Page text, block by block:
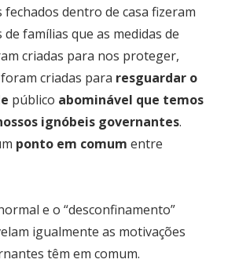
fechados dentro de casa fizeram
famílias que as medidas de
criadas para nos proteger,
criadas para resguardar o
público abominável que temos
ignóbeis governantes.
ponto em comum entre
e o “desconfinamento”
igualmente as motivações
têm em comum.